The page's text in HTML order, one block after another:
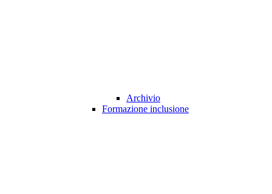
Archivio
Formazione inclusione